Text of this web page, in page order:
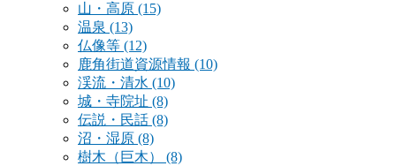
山・高原 (15)
温泉 (13)
仏像等 (12)
鹿角街道資源情報 (10)
渓流・清水 (10)
城・寺院址 (8)
伝説・民話 (8)
沼・湿原 (8)
樹木（巨木） (8)